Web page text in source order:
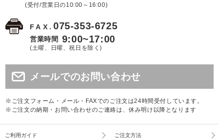
(受付/営業日の10:00～16:00)
FAX.075-353-6725
営業時間 9:00~17:00
(土曜、日曜、祝日を除く)
メールでのお問い合わせ
※ご注文フォーム・メール・FAXでのご注文は24時間受付しています。
※ご注文の納期・お問い合わせのご連絡は、休み明け以降となります
ご利用ガイド ご注文方法